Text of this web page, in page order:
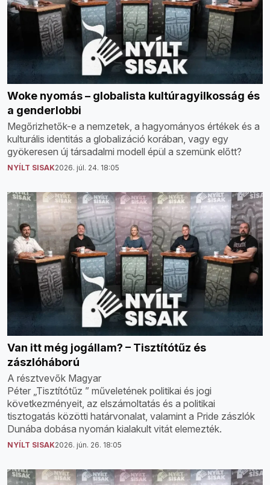
Woke nyomás – globalista kultúragyilkosság és
a genderlobbi
Megőrizhetők-e a nemzetek, a hagyományos értékek és a
kulturális identitás a globalizáció korában, vagy egy
gyökeresen új társadalmi modell épül a szemünk előtt?
NYÍLT SISAK2026. júl. 24. 18:05
Van itt még jogállam? – Tisztítótűz és
zászlóháború
A résztvevők Magyar
Péter „Tisztítótűz ” műveletének politikai és jogi
következményeit, az elszámoltatás és a politikai
tisztogatás közötti határvonalat, valamint a Pride zászlók
Dunába dobása nyomán kialakult vitát elemezték.
NYÍLT SISAK2026. jún. 26. 18:05